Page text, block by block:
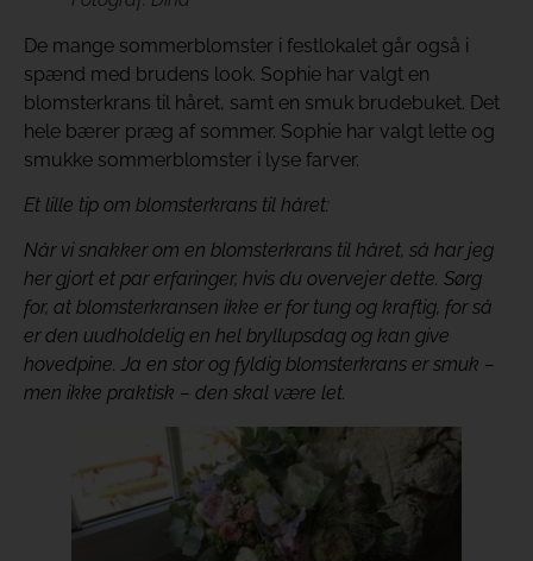
De mange sommerblomster i festlokalet går også i
spænd med brudens look. Sophie har valgt en
blomsterkrans til håret, samt en smuk brudebuket. Det
hele bærer præg af sommer. Sophie har valgt lette og
smukke sommerblomster i lyse farver.
Et lille tip om blomsterkrans til håret:
Når vi snakker om en blomsterkrans til håret, så har jeg
her gjort et par erfaringer, hvis du overvejer dette. Sørg
for, at blomsterkransen ikke er for tung og kraftig, for så
er den uudholdelig en hel bryllupsdag og kan give
hovedpine. Ja en stor og fyldig blomsterkrans er smuk –
men ikke praktisk – den skal være let.